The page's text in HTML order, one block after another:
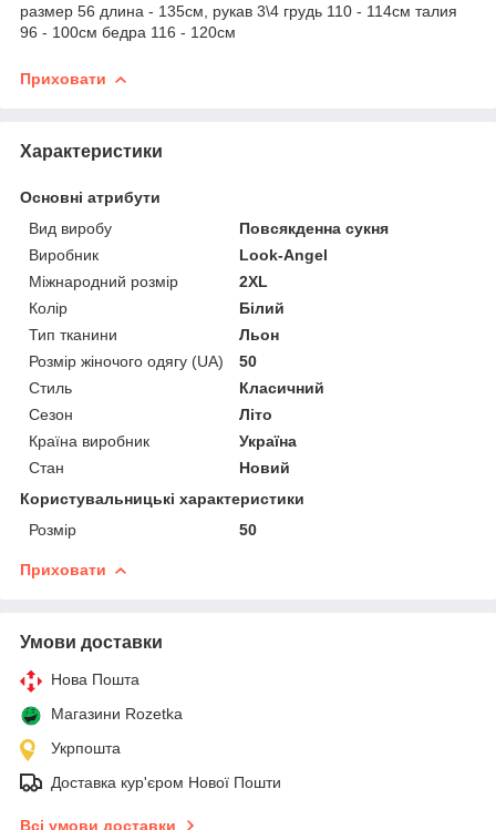
размер 56 длина - 135см, рукав 3\4 грудь 110 - 114см талия
96 - 100см бедра 116 - 120см
Приховати
Характеристики
Основні атрибути
Вид виробу
Повсякденна сукня
Виробник
Look-Angel
Міжнародний розмір
2XL
Колір
Білий
Тип тканини
Льон
Розмір жіночого одягу (UA)
50
Стиль
Класичний
Сезон
Літо
Країна виробник
Україна
Стан
Новий
Користувальницькі характеристики
Розмір
50
Приховати
Умови доставки
Нова Пошта
Магазини Rozetka
Укрпошта
Доставка кур'єром Нової Пошти
Всі умови доставки